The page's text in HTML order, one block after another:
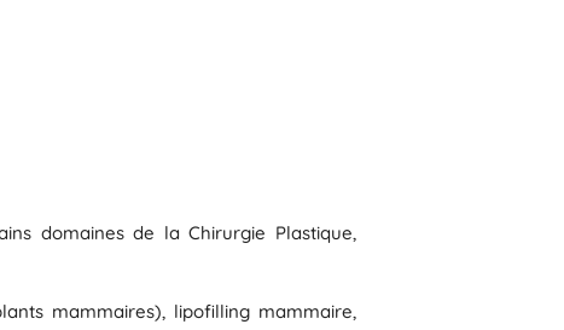
domaines de la Chirurgie Plastique,
mammaires), lipofilling mammaire,